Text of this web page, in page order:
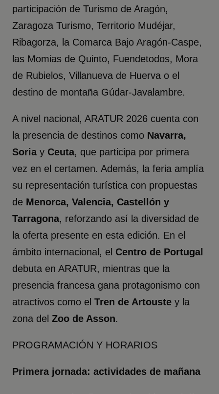
participación de Turismo de Aragón,
Zaragoza Turismo, Territorio Mudéjar,
Ribagorza, la Comarca Bajo Aragón-Caspe,
las Momias de Quinto, Fuendetodos, Mora
de Rubielos, Villanueva de Huerva o el
destino de montaña Gúdar-Javalambre.
A nivel nacional, ARATUR 2026 cuenta con
la presencia de destinos como Navarra,
Soriay Ceuta, que participa por primera
vez en el certamen. Además, la feria amplía
su representación turística con propuestas
de Menorca, Valencia, Castellón y
Tarragona, reforzando así la diversidad de
la oferta presente en esta edición. En el
ámbito internacional, el Centro de Portugal
debuta en ARATUR, mientras que la
presencia francesa gana protagonismo con
atractivos como elTren de Artouste y la
zona delZoo de Asson.
PROGRAMACIÓN Y HORARIOS
Primera jornada: actividades de mañana